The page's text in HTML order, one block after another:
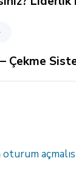
Çekme
oturum